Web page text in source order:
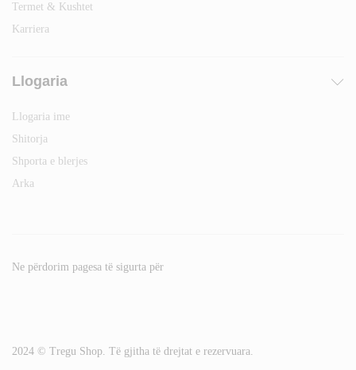
Termet & Kushtet
Karriera
Llogaria
Llogaria ime
Shitorja
Shporta e blerjes
Arka
2024 © Tregu Shop. Të gjitha të drejtat e rezervuara.
Ne përdorim pagesa të sigurta për